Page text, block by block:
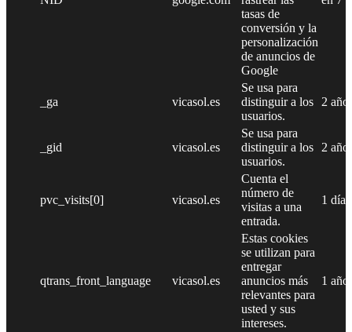
tasas de
conversión y la
personalización
de anuncios de
Google
_ga vicasol.es
Se usa para
distinguir a los
usuarios.
2
_gid vicasol.es
Se usa para
distinguir a los
usuarios.
2
pvc_visits[0] vicasol.es
Cuenta el
número de
visitas a una
entrada.
1 día
qtrans_front_language vicasol.es
Estas cookies
se utilizan para
entregar
anuncios más
relevantes para
usted y sus
intereses.
1 año